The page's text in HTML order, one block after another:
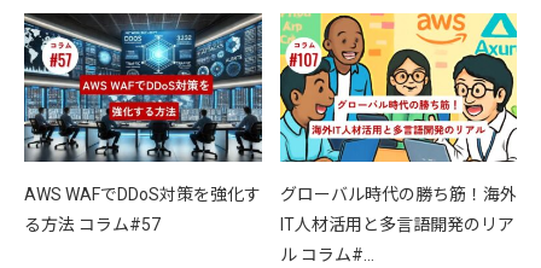
AWS WAFでDDoS対策を強化す
る方法 コラム#57
グローバル時代の勝ち筋！海外
IT人材活用と多言語開発のリア
ル コラム#…